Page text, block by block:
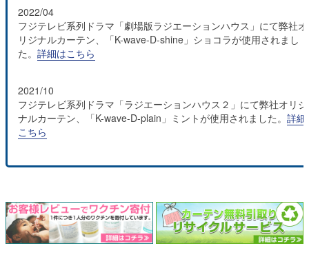
2022/04
フジテレビ系列ドラマ「劇場版ラジエーションハウス」にて弊社オ
リジナルカーテン、「K-wave-D-shine」ショコラが使用されまし
た。 詳細はこちら
2021/10
フジテレビ系列ドラマ「ラジエーションハウス２」にて弊社オリジ
ナルカーテン、「K-wave-D-plain」ミントが使用されました。 詳細
こちら